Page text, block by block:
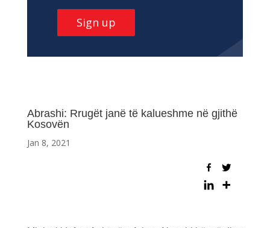
Sign up
Abrashi: Rrugët janë të kalueshme në gjithë
Kosovën
Jan 8, 2021